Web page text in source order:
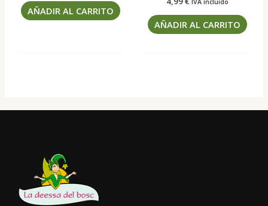
AÑADIR AL CARRITO
IVA incluido
AÑADIR AL CARRITO